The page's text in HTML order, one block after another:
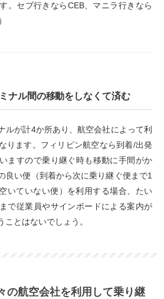
。セブ行きならCEB、マニラ行きなら
ナル間の移動をしなくて済む
ルが計4か所あり、航空会社によって利
ります。フィリピン航空なら到着/出発
ますので乗り継ぐ時も移動に手間がか
良い便（到着から次に乗り継ぐ便まで1
いていない便）を利用する場合、たい
で従業員やサインボードによる案内が
とはないでしょう。
の航空会社を利用して乗り継